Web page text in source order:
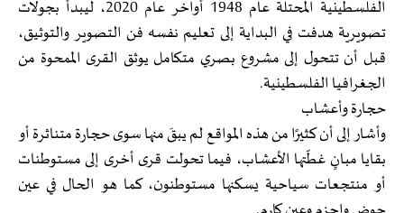
الفلسطينية المحتلة عام 1948 أواخر عام 2020، ليبدأ بجولات
تصويرية هدفت في البداية إلى تعليم نفسه فن التصوير والتوثيق،
قبل أن تتحول إلى مشروع بصري متكامل يوثق القرى الممحوة من
الجغرافيا الفلسطينية.
حجارة وأعشاب
وأشار إلى أن كثيرًا من هذه المواقع لم يبقَ منها سوى حجارة متناثرة أو
بقايا مبانٍ غطّتها الأعشاب، فيما تحولت قرى أخرى إلى مستوطنات
أو منتجعات سياحية يسكنها مستوطنون، كما هو الحال في عين